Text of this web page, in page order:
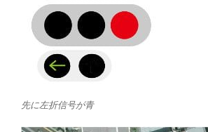
先に左折信号が青